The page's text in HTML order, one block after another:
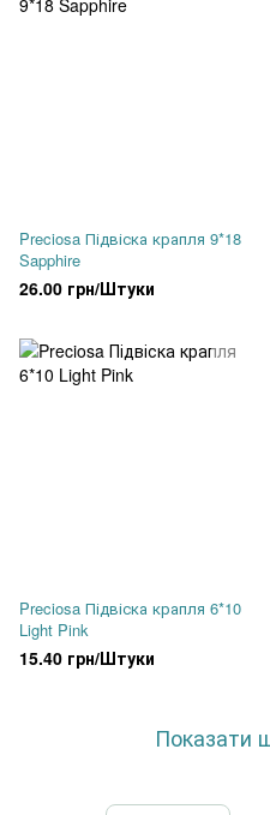
Preciosa Підвіска крапля 9*18
Sapphire
26.00 грн/Штуки
Preciosa Підвіска крапля 6*10
Light Pink
15.40 грн/Штуки
Показати